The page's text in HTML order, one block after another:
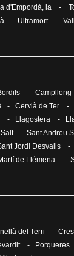
d'Empordà, la -
- Ultramort -
- Campllong
- Cervià de Ter -
- Llagostera -
Salt- Sant Andreu
Jordi Desvalls -
de Llémena -
del Terri -
- Porqueres